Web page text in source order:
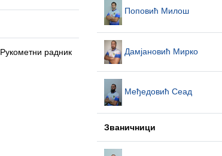
Рукометни радник
Поповић Милош
Дамјановић Мирко
Међедовић Сеад
Званичници